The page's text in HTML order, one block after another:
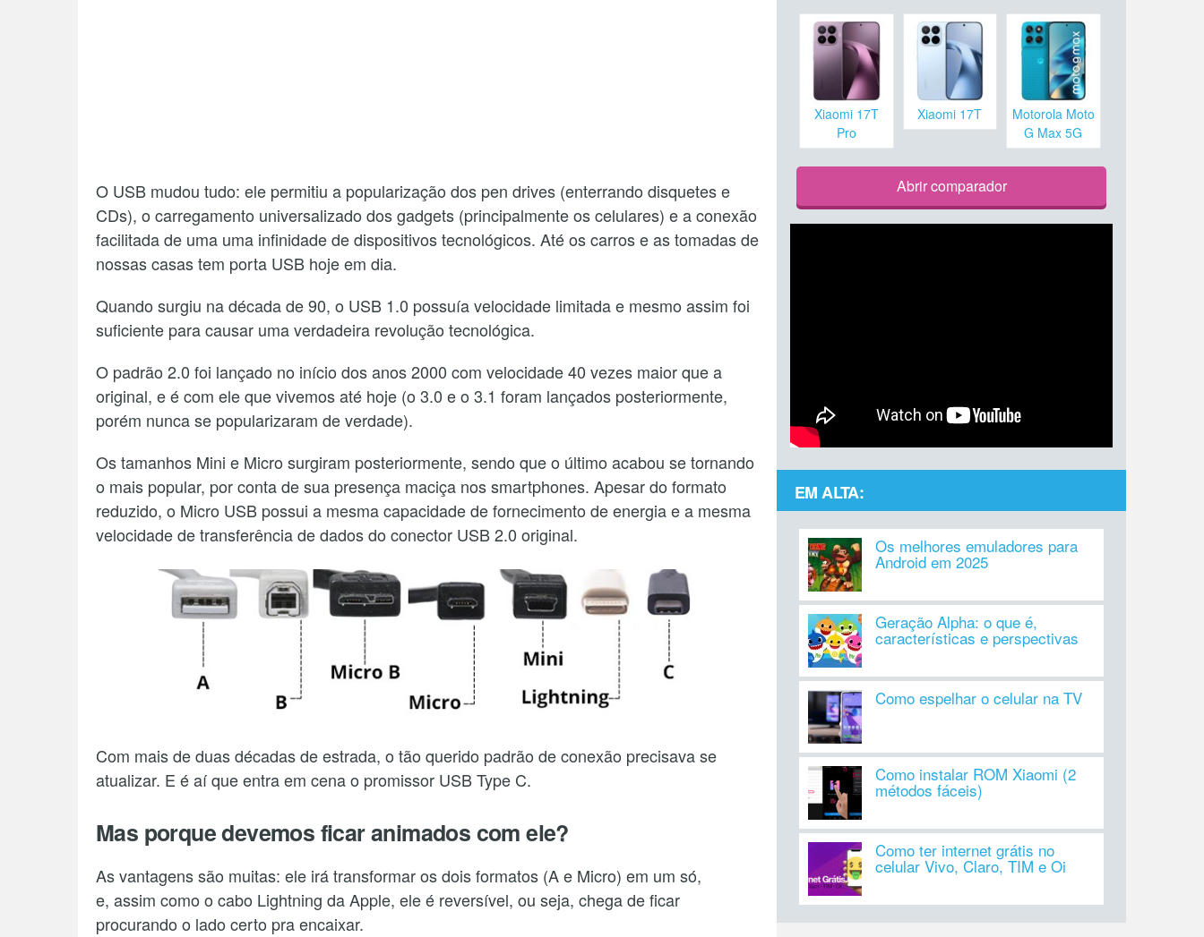
O USB mudou tudo: ele permitiu a popularização dos pen drives (enterrando disquetes e
CDs), o carregamento universalizado dos gadgets (principalmente os celulares) e a conexão
facilitada de uma uma infinidade de dispositivos tecnológicos. Até os carros e as tomadas de
nossas casas tem porta USB hoje em dia.
Quando surgiu na década de 90, o USB 1.0 possuía velocidade limitada e mesmo assim foi
suficiente para causar uma verdadeira revolução tecnológica.
O padrão 2.0 foi lançado no início dos anos 2000 com velocidade 40 vezes maior que a
original, e é com ele que vivemos até hoje (o 3.0 e o 3.1 foram lançados posteriormente,
porém nunca se popularizaram de verdade).
Os tamanhos Mini e Micro surgiram posteriormente, sendo que o último acabou se tornando
o mais popular, por conta de sua presença maciça nos smartphones. Apesar do formato
reduzido, o Micro USB possui a mesma capacidade de fornecimento de energia e a mesma
velocidade de transferência de dados do conector USB 2.0 original.
Com mais de duas décadas de estrada, o tão querido padrão de conexão precisava se
atualizar. E é aí que entra em cena o promissor USB Type C.
Mas porque devemos ficar animados com ele?
As vantagens são muitas: ele irá transformar os dois formatos (A e Micro) em um só,
e, assim como o cabo Lightning da Apple, ele é reversível, ou seja, chega de ficar
procurando o lado certo pra encaixar.
Xiaomi 17T
Pro
Xiaomi 17T
Motorola Moto
G Max 5G
Abrir comparador
EM ALTA:
Os melhores emuladores para
Android em 2025
Geração Alpha: o que é,
características e perspectivas
Como espelhar o celular na TV
Como instalar ROM Xiaomi (2
métodos fáceis)
Como ter internet grátis no
celular Vivo, Claro, TIM e Oi